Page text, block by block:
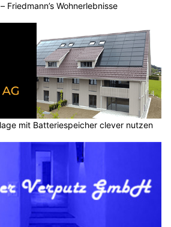
Friedmann’s Wohnerlebnisse
mit Batteriespeicher clever nutzen